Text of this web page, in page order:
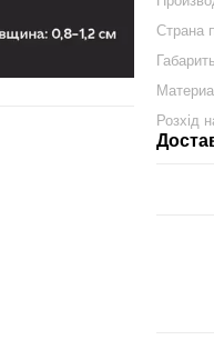
Страна
Розхід